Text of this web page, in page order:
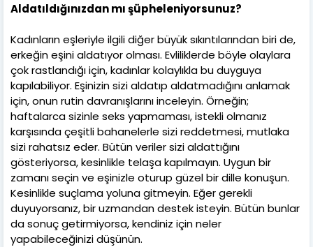
Aldatıldığınızdan mı şüpheleniyorsunuz?
Kadınların eşleriyle ilgili diğer büyük sıkıntılarından biri de,
erkeğin eşini aldatıyor olması. Evliliklerde böyle olaylara
çok rastlandığı için, kadınlar kolaylıkla bu duyguya
kapılabiliyor. Eşinizin sizi aldatıp aldatmadığını anlamak
için, onun rutin davranışlarını inceleyin. Örneğin;
haftalarca sizinle seks yapmaması, istekli olmanız
karşısında çeşitli bahanelerle sizi reddetmesi, mutlaka
sizi rahatsız eder. Bütün veriler sizi aldattığını
gösteriyorsa, kesinlikle telaşa kapılmayın. Uygun bir
zamanı seçin ve eşinizle oturup güzel bir dille konuşun.
Kesinlikle suçlama yoluna gitmeyin. Eğer gerekli
duyuyorsanız, bir uzmandan destek isteyin. Bütün bunlar
da sonuç getirmiyorsa, kendiniz için neler
yapabileceğinizi düşünün.